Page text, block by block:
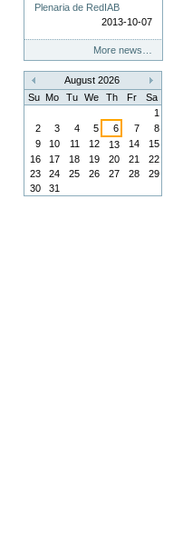
Plenaria de RedIAB
2013-10-07
More news…
«
August 2026
»
Su Mo Tu We Th Fr
Sa
1
2
3 4 5 6 7
8
9
10 11 12 13 14
15
16
17 18 19 20 21
22
23
24 25 26 27 28
29
30
31